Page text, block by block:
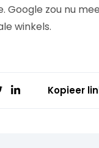
Google zou nu
winkels.
Kopieer